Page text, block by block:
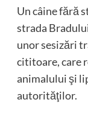
Un câine fără
strada
unor sesizări
cititoare, care
animalului şi
autorităţilor.